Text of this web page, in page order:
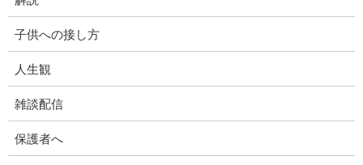
子供への接し方
人生観
雑談配信
保護者へ